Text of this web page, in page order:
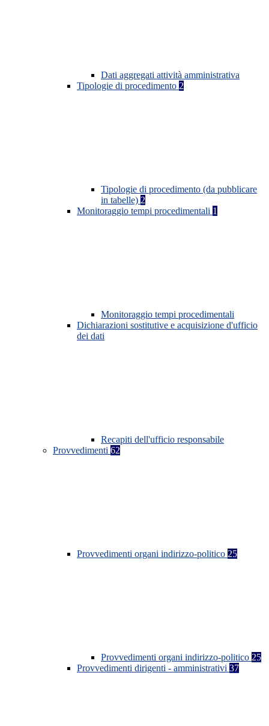
Dati aggregati attività amministrativa
Tipologie di procedimento 2
Tipologie di procedimento (da pubblicare
in tabelle) 2
Monitoraggio tempi procedimentali 1
Monitoraggio tempi procedimentali
Dichiarazioni sostitutive e acquisizione d'ufficio
dei dati
Recapiti dell'ufficio responsabile
Provvedimenti 62
Provvedimenti organi indirizzo-politico 25
Provvedimenti organi indirizzo-politico 25
Provvedimenti dirigenti - amministrativi 37